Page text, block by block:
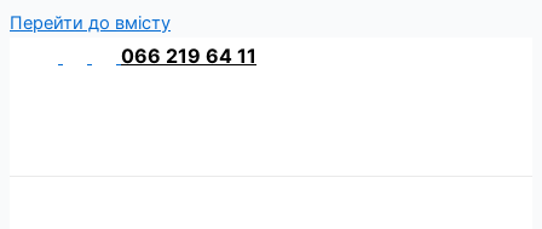
Перейти до вмісту
066 219 64 11